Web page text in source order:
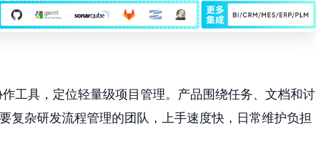
工具，定位轻量级项目管理。产品围绕任务、文档和讨
复杂研发流程管理的团队，上手速度快，日常维护负担